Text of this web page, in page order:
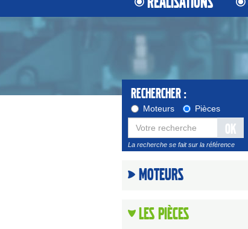
Rechercher :
Moteurs Pièces
OK
La recherche se fait sur la référence
Moteurs
Les Pièces